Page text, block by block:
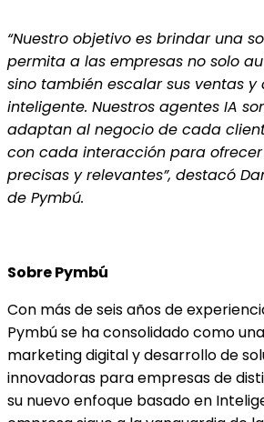
“Nuestro objetivo es brindar una
permita a las empresas no solo
sino también escalar sus ventas
inteligente. Nuestros agentes IA
adaptan al negocio de cada
con cada interacción para
precisas y relevantes”, destacó
de Pymbú.
Sobre Pymbú
Con más de seis años de
Pymbú se ha consolidado como
marketing digital y desarrollo de
innovadoras para empresas de
su nuevo enfoque basado en